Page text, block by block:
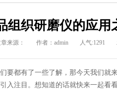
组织研磨仪的应用
来源： 作者：admin 人气:1291
要都有了一些了解，那今天我们就
入注目。想知道的话就快来一起看看